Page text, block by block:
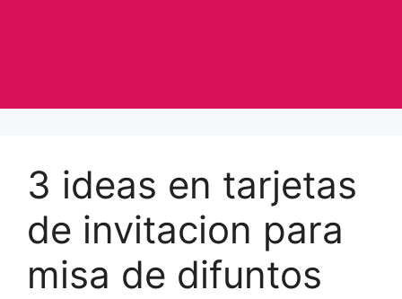
3 ideas en tarjetas
de invitacion para
misa de difuntos